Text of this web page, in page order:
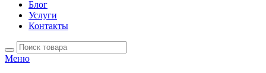
Блог
Услуги
Контакты
Меню